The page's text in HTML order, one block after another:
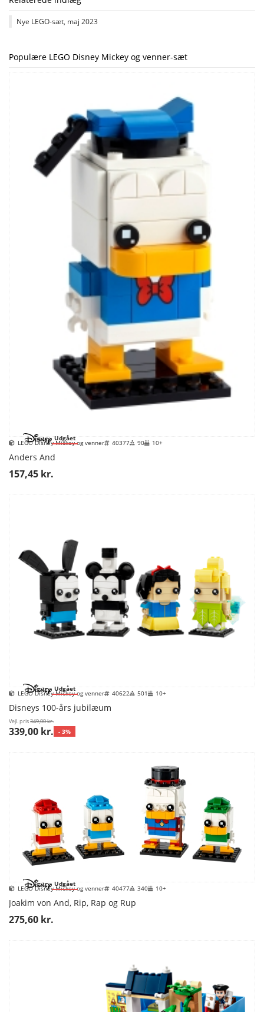
Nye LEGO-sæt, maj 2023
Populære LEGO Disney Mickey og venner-sæt
Udgået
LEGO Disney Mickey og venner 40377 90 10+
Anders And
157,45 kr.
Udgået
LEGO Disney Mickey og venner 40622 501 10+
Disneys 100-års jubilæum
Vejl. pris349,00 kr.
339,00 kr. - 3%
Udgået
LEGO Disney Mickey og venner 40477 340 10+
Joakim von And, Rip, Rap og Rup
275,60 kr.